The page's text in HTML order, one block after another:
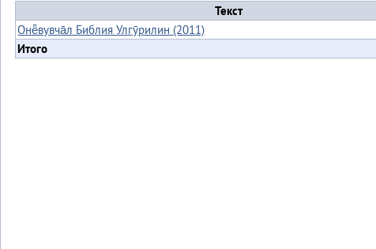
Текст
Онё̄вувча̄л Библия Улгӯрилин (2011)
Итого